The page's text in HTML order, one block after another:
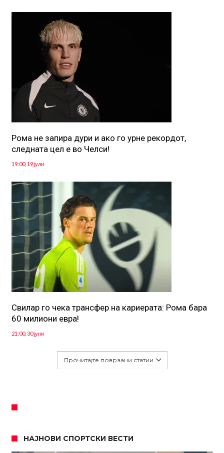
Рома не запира дури и ако го урне рекордот,
следната цел е во Челси!
19:00, 19 јули
Свилар го чека трансфер на кариерата: Рома бара
60 милиони евра!
21:00, 30 јуни
Прочитајте поврзани статии
НАЈНОВИ СПОРТСКИ ВЕСТИ